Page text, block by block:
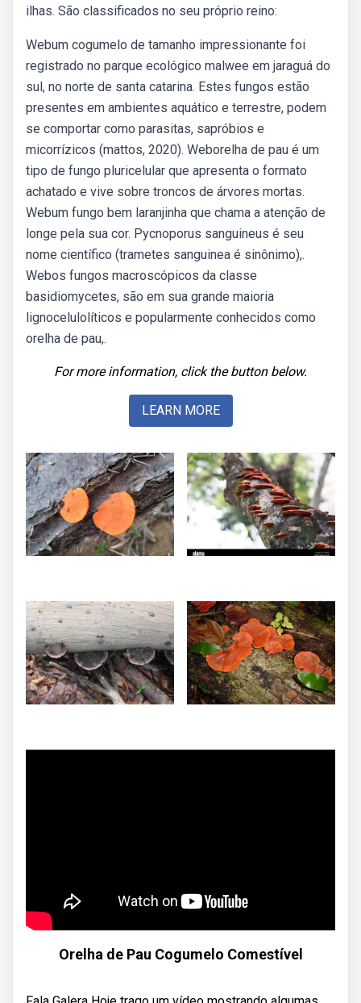
ilhas. São classificados no seu próprio reino:
Webum cogumelo de tamanho impressionante foi
registrado no parque ecológico malwee em jaraguá do
sul, no norte de santa catarina. Estes fungos estão
presentes em ambientes aquático e terrestre, podem
se comportar como parasitas, sapróbios e
micorrízicos (mattos, 2020). Weborelha de pau é um
tipo de fungo pluricelular que apresenta o formato
achatado e vive sobre troncos de árvores mortas.
Webum fungo bem laranjinha que chama a atenção de
longe pela sua cor. Pycnoporus sanguineus é seu
nome científico (trametes sanguinea é sinônimo),.
Webos fungos macroscópicos da classe
basidiomycetes, são em sua grande maioria
lignocelulolíticos e popularmente conhecidos como
orelha de pau,.
For more information, click the button below.
LEARN MORE
Orelha de Pau Cogumelo Comestível